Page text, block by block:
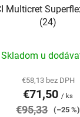
Multicret
(24)
produktu
je
5,0
Skladom u
€58,13 bez DPH
€71,50/ ks
€95,33 (–25 %)